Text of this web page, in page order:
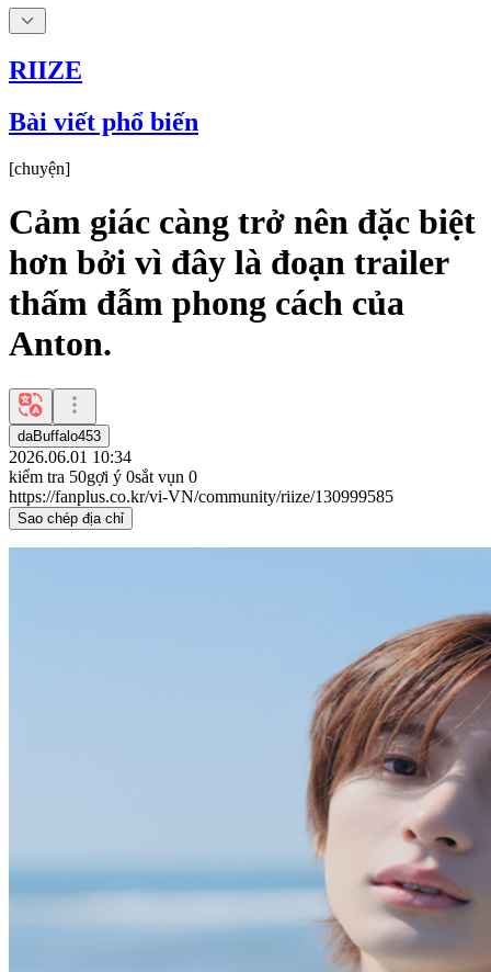
RIIZE
Bài viết phổ biến
[chuyện]
Cảm giác càng trở nên đặc biệt
hơn bởi vì đây là đoạn trailer
thấm đẫm phong cách của
Anton.
daBuffalo453
2026.06.01 10:34
kiểm tra 50gợi ý 0sắt vụn 0
https://fanplus.co.kr/vi-VN/community/riize/130999585
Sao chép địa chỉ